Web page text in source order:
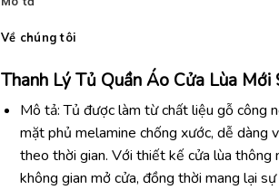
Về chúng tôi
Thanh Lý Tủ Quần Áo Cửa Lùa Mới
Mô tả: Tủ được làm từ chất liệu gỗ công
mặt phủ melamine chống xước, dễ dàng
theo thời gian. Với thiết kế cửa lùa thông
không gian mở cửa, đồng thời mang lại